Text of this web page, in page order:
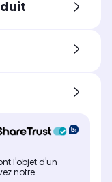
l'objet d'un
notre